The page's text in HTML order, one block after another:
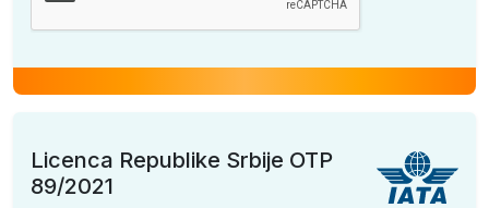
Licenca Republike Srbije OTP
89/2021